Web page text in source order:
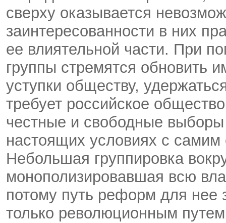
сверху оказывается
заинтересованности в них
ее влиятельной части. При
группы стремятся обновить
уступки обществу,
требует российское
честные и свободные
настоящих условиях с
Небольшая группировка
монополизировавшая всю
потому путь реформ для
только революционным